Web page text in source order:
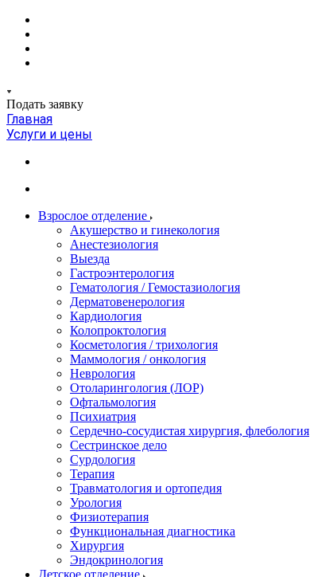
Подать заявку
Главная
Услуги и цены
Взрослое отделение
Акушерство и гинекология
Анестезиология
Выезда
Гастроэнтерология
Гематология / Гемостазиология
Дерматовенерология
Кардиология
Колопроктология
Косметология / трихология
Маммология / онкология
Неврология
Отоларингология (ЛОР)
Офтальмология
Психиатрия
Сердечно-сосудистая хирургия, флебология
Сестринское дело
Сурдология
Терапия
Травматология и ортопедия
Урология
Физиотерапия
Функциональная диагностика
Хирургия
Эндокринология
Детское отделение